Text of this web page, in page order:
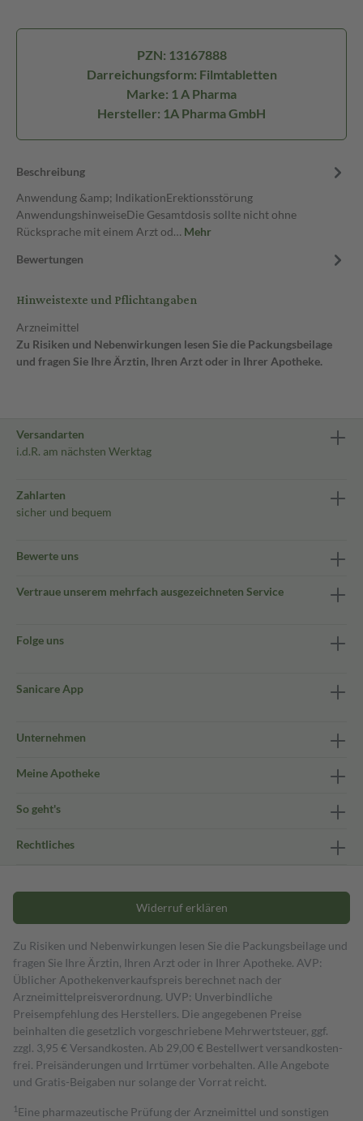
PZN: 13167888
Darreichungsform: Filmtabletten
Marke: 1 A Pharma
Hersteller: 1A Pharma GmbH
Beschreibung
Anwendung &amp; IndikationErektionsstörung
AnwendungshinweiseDie Gesamtdosis sollte nicht ohne
Rücksprache mit einem Arzt od… Mehr
Bewertungen
Hinweistexte und Pflichtangaben
Arzneimittel
Zu Risiken und Nebenwirkungen lesen Sie die Packungsbeilage
und fragen Sie Ihre Ärztin, Ihren Arzt oder in Ihrer Apotheke.
Versandarten
i.d.R. am nächsten Werktag
Zahlarten
sicher und bequem
Bewerte uns
Vertraue unserem mehrfach ausgezeichneten Service
Folge uns
Sanicare App
Unternehmen
Meine Apotheke
So geht's
Rechtliches
Widerruf erklären
Zu Risiken und Nebenwirkungen lesen Sie die Packungsbeilage und
fragen Sie Ihre Ärztin, Ihren Arzt oder in Ihrer Apotheke. AVP:
Üblicher Apothekenverkaufspreis berechnet nach der
Arzneimittelpreisverordnung. UVP: Unverbindliche
Preisempfehlung des Herstellers. Die angegebenen Preise
beinhalten die gesetzlich vorgeschriebene Mehrwertsteuer, ggf.
zzgl. 3,95 € Versandkosten. Ab 29,00 € Bestell­wert versand­kosten­
frei. Preisänderungen und Irrtümer vorbehalten. Alle Angebote
und Gratis-Beigaben nur solange der Vorrat reicht.
1 Eine pharmazeutische Prüfung der Arzneimittel und sonstigen